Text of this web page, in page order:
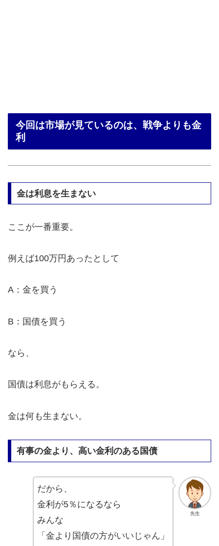
今回は市場が見ているのは、戦争よりも金
利
金は利息を生まない
ここが一番重要。
例えば100万円あったとして
A：金を買う
B：国債を買う
なら、
国債は利息がもらえる。
金は何も生まない。
有事の金より、高い金利のある国債
先生
だから、
金利が5％になるなら
みんな
「金より国債の方がいいじゃん」